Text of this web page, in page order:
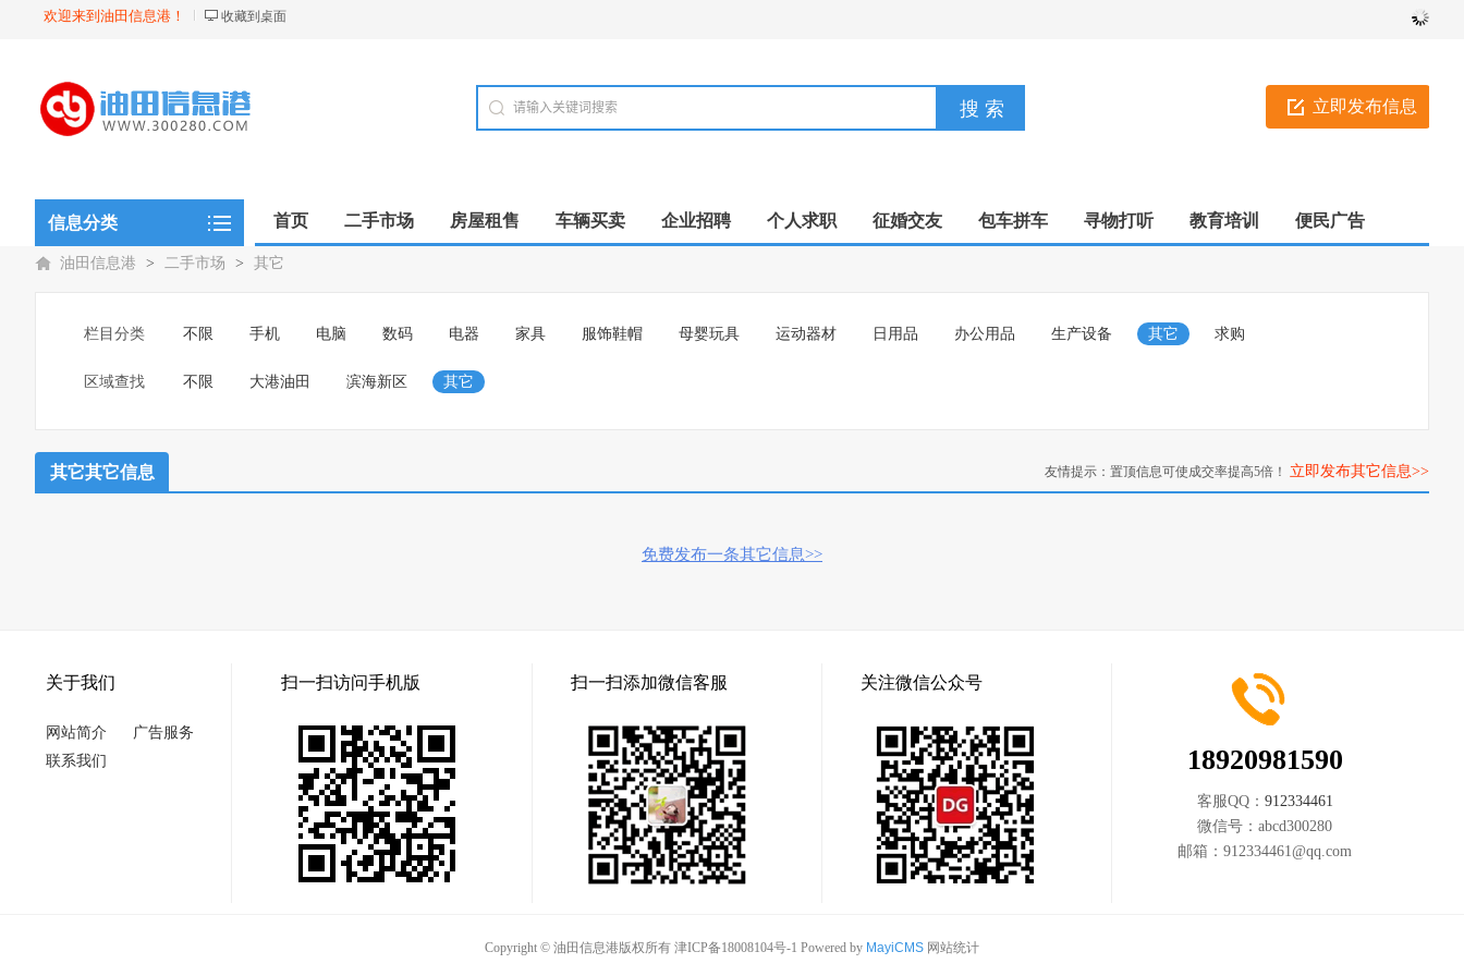
欢迎来到油田信息港！ 收藏到桌面
立即发布信息
信息分类 首页 二手市场 房屋租售 车辆买卖 企业招聘 个人求职 征婚交友 包车拼车 寻物打听 教育培训 便民广告
油田信息港 > 二手市场 > 其它
栏目分类 不限 手机 电脑 数码 电器 家具 服饰鞋帽 母婴玩具 运动器材 日用品 办公用品 生产设备 其它 求购
区域查找 不限 大港油田 滨海新区 其它
其它其它信息 友情提示：置顶信息可使成交率提高5倍！ 立即发布其它信息>>
免费发布一条其它信息>>
关于我们
网站简介
广告服务
联系我们
扫一扫访问手机版 扫一扫添加微信客服 关注微信公众号
18920981590
客服QQ： 912334461
微信号： abcd300280
邮箱： 912334461@qq.com
Copyright © 油田信息港版权所有 津ICP备18008104号-1 Powered by MayiCMS 网站统计